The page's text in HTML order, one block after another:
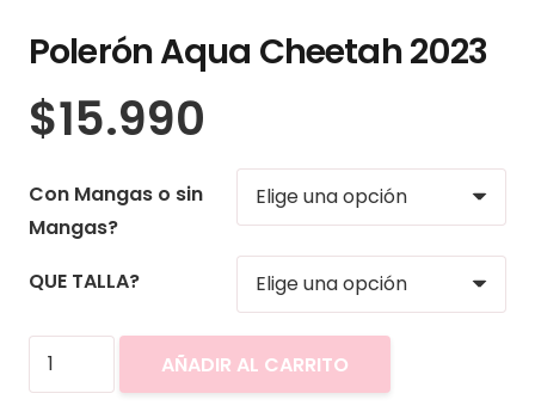
Polerón Aqua Cheetah 2023
$15.990
Con Mangas o sin
Mangas?
QUE TALLA?
Polerón
Aqua
AÑADIR AL CARRITO